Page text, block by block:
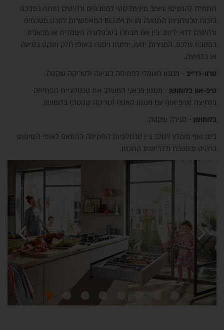
תתחילו להגשים! עיצוב מינימליסטי למטבחים ורהיטים נפתח בפניכם
בזכות טכנולוגיות התנועה מבית BLUM המאפשרות לתכנן מטבחים
ורהיטים ללא ידיות. בין אם תבחרו בטכנולוגיה חשמלית או מכאנית
במטבח שלכם, המגירות ינועו, יפתחו ויסגרו באופן חלק ושקט בנגיעה
או בלחיצה.
סרוו-דרייב - מנגנון חשמלי לפתיחה בנגיעה ולטריקה שקטה.
טיפ-און בלומושן - מנגנון מכאני המשלב את טכנולוגיית הפתיחה
בלחיצה (טיפ-און) עם מנגנון האטה (טריקה שקטה) בלומושן.
בלומושן - סגירה שקטה.
ניתן ואף מומלץ לשלב בין טכנולוגיות הפתיחה בהתאם לאופי השימוש
ברהיט ובמטבח ולדרישות התכנון.
chevron_left chevron_right